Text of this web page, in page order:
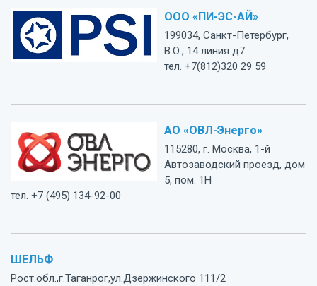
ООО «ПИ-ЭС-АЙ»
199034, Санкт-Петербург,
В.О., 14 линия д7
тел. +7(812)320 29 59
АО «ОВЛ-Энерго»
115280, г. Москва, 1-й
Автозаводский проезд, дом
5, пом. 1Н
тел. +7 (495) 134-92-00
ШЕЛЬФ
Рост.обл.,г.Таганрог,ул.Дзержинского 111/2